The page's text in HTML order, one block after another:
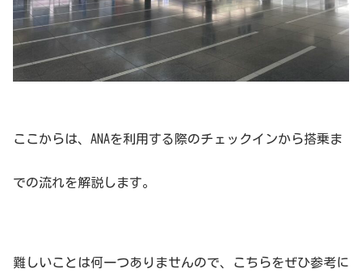
ここからは、ANAを利用する際のチェックインから搭乗ま
での流れを解説します。
難しいことは何一つありませんので、こちらをぜひ参考に